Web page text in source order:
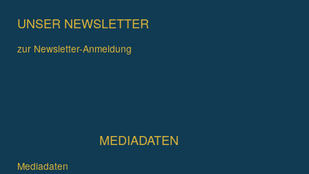
UNSER NEWSLETTER
zur Newsletter-Anmeldung
MEDIADATEN
Mediadaten